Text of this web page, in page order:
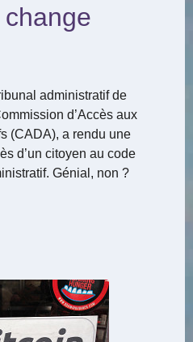
administratif de
d’Accès aux
(CADA), a rendu une
d’un citoyen au code
Génial, non ?